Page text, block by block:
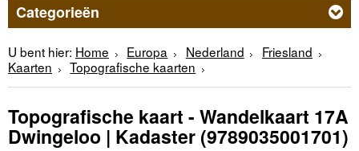
Categorieën
U bent hier: Home Europa Nederland
Friesland
Kaarten
Topografische kaarten
Topografische kaart - Wandelkaart 17A
Dwingeloo | Kadaster (9789035001701)